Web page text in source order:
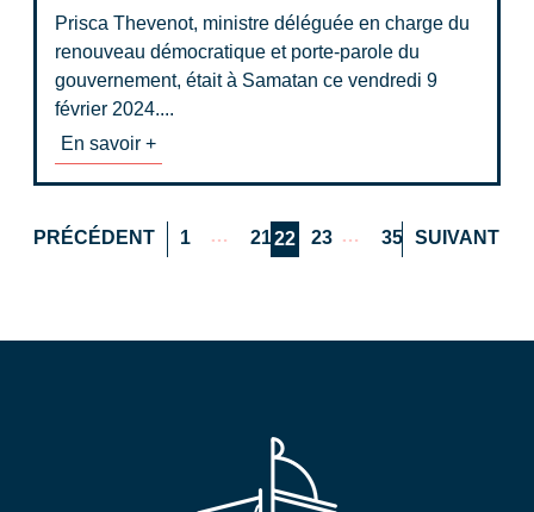
Prisca Thevenot, ministre déléguée en charge du
renouveau démocratique et porte-parole du
gouvernement, était à Samatan ce vendredi 9
février 2024....
En savoir +
PRÉCÉDENT 1 … 21 22 23 … 35 SUIVANT